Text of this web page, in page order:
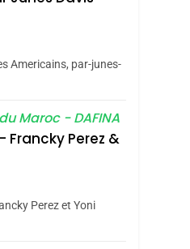
La
Chanson De
Americains, par-junes-
Maroc - DAFINA
– Francky Perez &
Perez et Yoni